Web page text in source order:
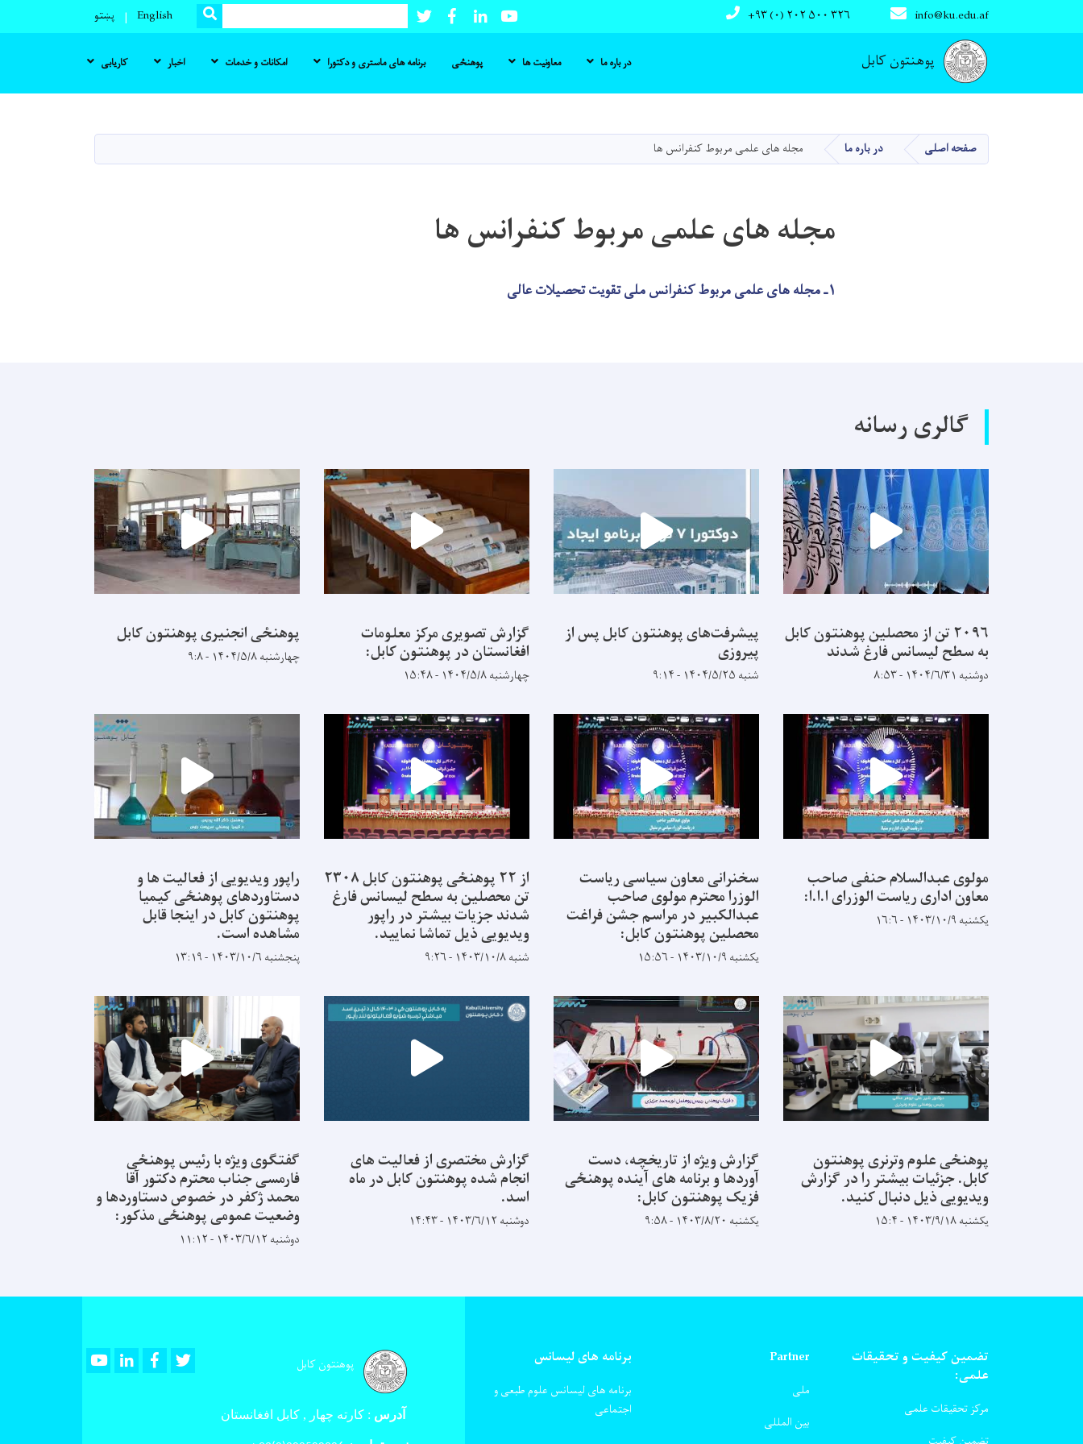
content
پوهنتون کابل
info@ku.edu.af +۹۳ (۰) ۲۰۲ ۵۰۰ ۳۲۶ Youtube
LinkedIn
Facebook
Twitter
Search
SEARCH
English پښتو
Main navigation
در باره ما معاونیت ها پوهنځی برنامه های ماستری و دکتورا امکانات و خدمات اخبار کاریابی
صفحه اصلی در باره ما مجله های علمی مربوط کنفرانس ها
مجله های علمی مربوط کنفرانس ها
۱ـ مجله های علمی مربوط کنفرانس ملی تقویت تحصیلات عالی
گالری رسانه
۲۰۹۶ تن از محصلین پوهنتون کابل
به سطح لیسانس فارغ شدند
دوشنبه ۱۴۰۴/۶/۳۱ - ۸:۵۳
پیشرفت‌های پوهنتون کابل پس از
پیروزی
شنبه ۱۴۰۴/۵/۲۵ - ۹:۱۴
گزارش تصویری مرکز معلومات
افغانستان در پوهنتون کابل:
چهارشنبه ۱۴۰۴/۵/۸ - ۱۵:۴۸
پوهنځی انجنیری پوهنتون کابل
چهارشنبه ۱۴۰۴/۵/۸ - ۹:۸
مولوی عبدالسلام حنفی صاحب
معاون اداری ریاست الوزرای ا.ا.ا:
یکشنبه ۱۴۰۳/۱۰/۹ - ۱۶:۶
سخنرانی معاون سیاسی ریاست
الوزرا محترم مولوی صاحب
عبدالکبیر در مراسم جشن فراغت
محصلین پوهنتون کابل:
یکشنبه ۱۴۰۳/۱۰/۹ - ۱۵:۵۶
از ۲۲ پوهنځی پوهنتون کابل ۲۳۰۸
تن محصلین به سطح لیسانس فارغ
شدند جزیات بیشتر در راپور
ویدیویی ذیل تماشا نمایید.
شنبه ۱۴۰۳/۱۰/۸ - ۹:۲۶
راپور ویدیویی از فعالیت ها و
دستاوردهای پوهنځی کیمیا
پوهنتون کابل در اینجا قابل
مشاهده است.
پنجشنبه ۱۴۰۳/۱۰/۶ - ۱۳:۱۹
پوهنځی علوم وترنری پوهنتون
کابل. جزئیات بیشتر را در گزارش
ویدیویی ذیل دنبال کنید.
یکشنبه ۱۴۰۳/۹/۱۸ - ۱۵:۴
گزارش ویژه از تاریخچه، دست
آوردها و برنامه های آینده پوهنځی
فزیک پوهنتون کابل:
یکشنبه ۱۴۰۳/۸/۲۰ - ۹:۵۸
گزارش مختصری از فعالیت های
انجام شده پوهنتون کابل در ماه
اسد.
دوشنبه ۱۴۰۳/۶/۱۲ - ۱۴:۴۳
گفتگوی ویژه با رئیس پوهنځی
فارمسی جناب محترم دکتور آقا
محمد ژکفر در خصوص دستاوردها و
وضعیت عمومی پوهنځی مذکور:
دوشنبه ۱۴۰۳/۶/۱۲ - ۱۱:۱۲
تضمین کیفیت و تحقیقات
علمی:
مرکز تحقیقات علمی
Partner
ملی
بین المللی
برنامه های لیسانس
برنامه های لیسانس علوم طبعی و
اجتماعی
پوهنتون کابل YoutubeLinkedInFacebook
آدرس : کارته چهار , کابل افغانستان